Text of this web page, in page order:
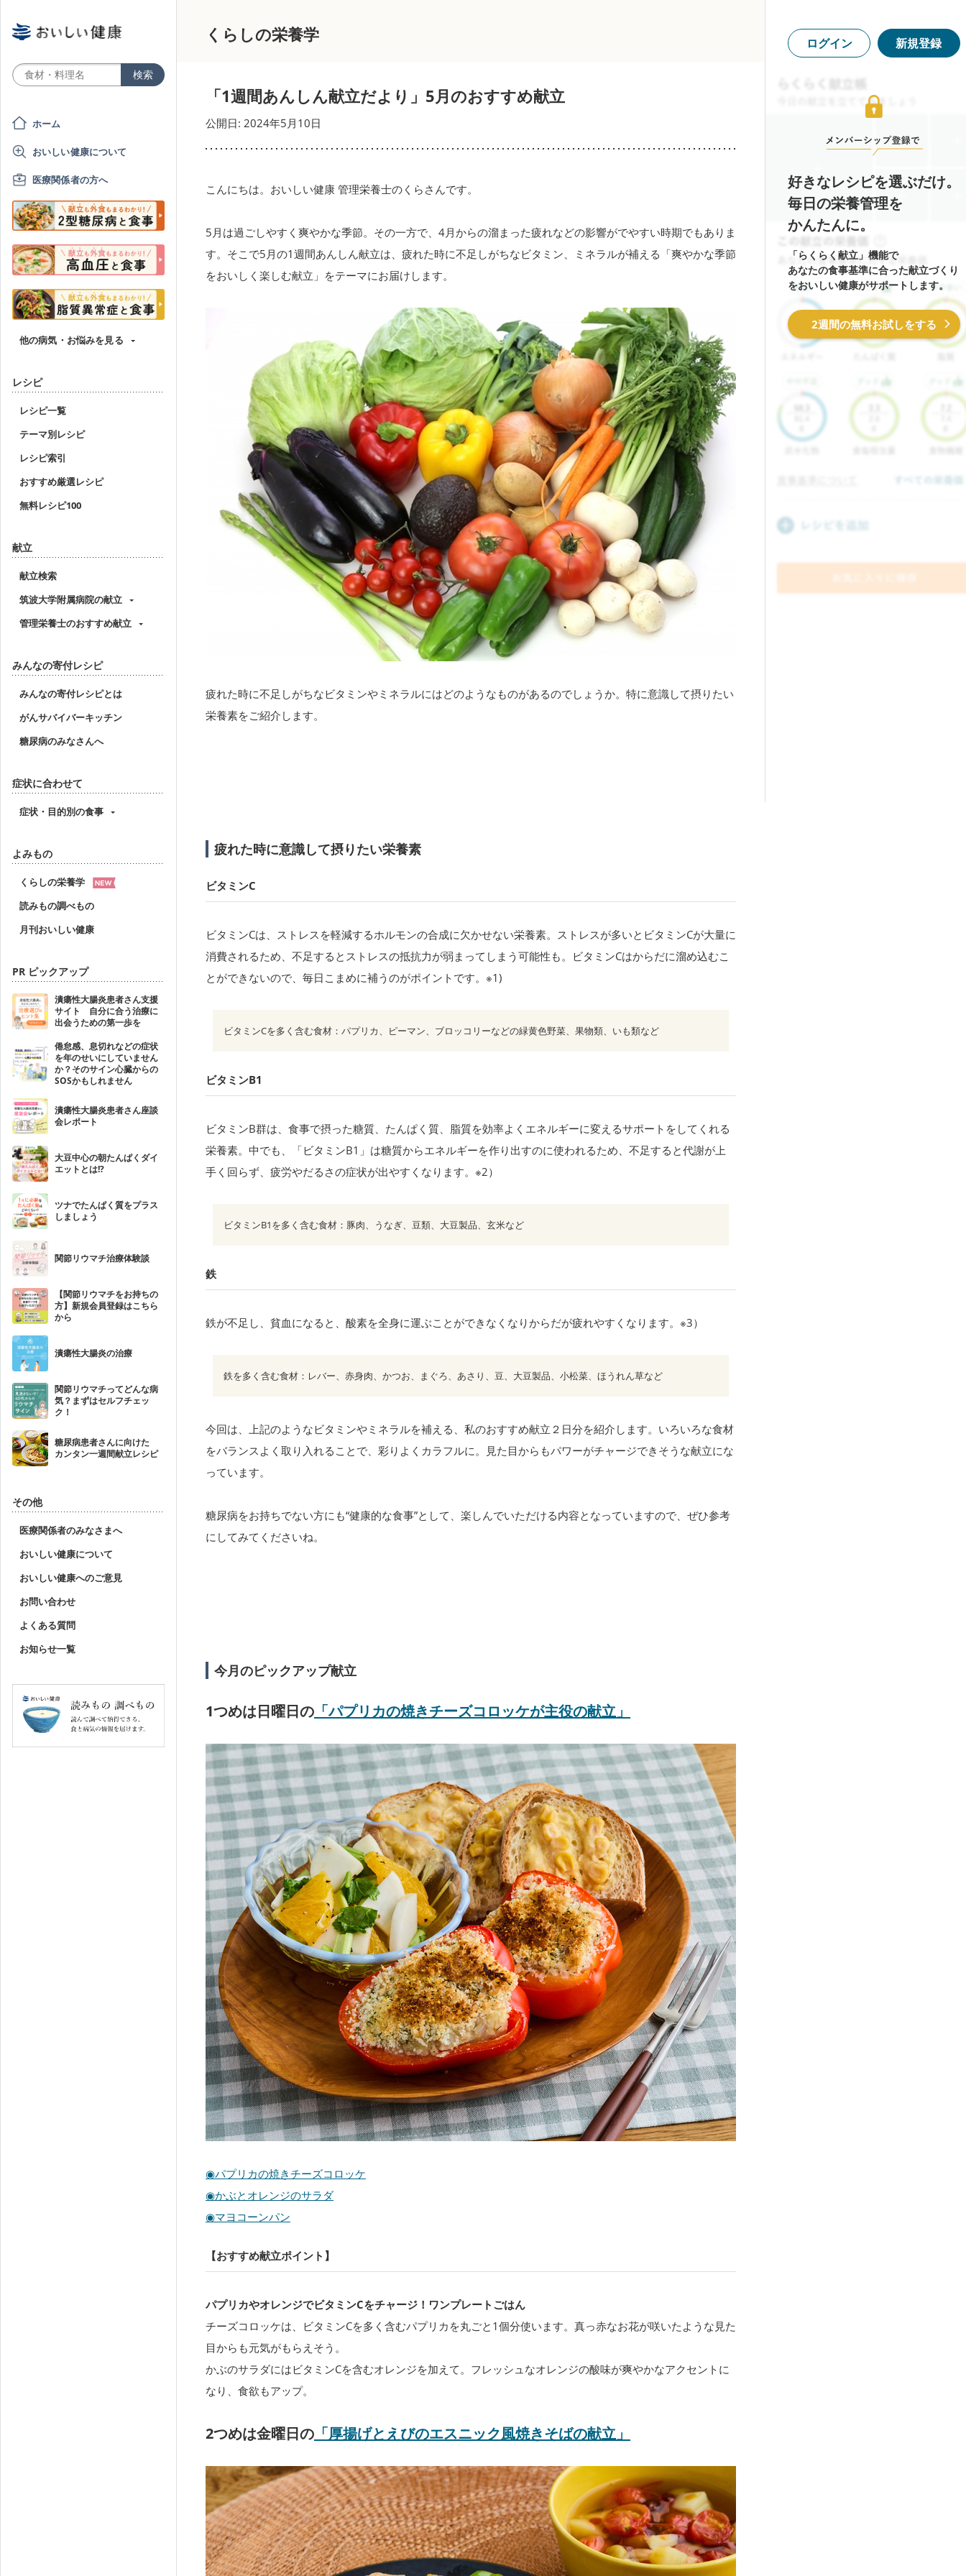
ホーム
おいしい健康について
医療関係者の方へ
他の病気・お悩みを見る
レシピ
レシピ一覧
テーマ別レシピ
レシピ索引
おすすめ厳選レシピ
無料レシピ100
献立
献立検索
筑波大学附属病院の献立
管理栄養士のおすすめ献立
みんなの寄付レシピ
みんなの寄付レシピとは
がんサバイバーキッチン
糖尿病のみなさんへ
症状に合わせて
症状・目的別の食事
よみもの
くらしの栄養学
読みもの調べもの
月刊おいしい健康
PR ピックアップ
潰瘍性大腸炎患者さん支援
サイト 自分に合う治療に
出会うための第一歩を
倦怠感、息切れなどの症状
を年のせいにしていません
か？そのサイン心臓からの
SOSかもしれません
潰瘍性大腸炎患者さん座談
会レポート
大豆中心の朝たんぱくダイ
エットとは!?
ツナでたんぱく質をプラス
しましょう
関節リウマチ治療体験談
【関節リウマチをお持ちの
方】新規会員登録はこちら
から
潰瘍性大腸炎の治療
関節リウマチってどんな病
気？まずはセルフチェッ
ク！
糖尿病患者さんに向けた
カンタン一週間献立レシピ
その他
医療関係者のみなさまへ
おいしい健康について
おいしい健康へのご意見
お問い合わせ
よくある質問
お知らせ一覧
くらしの栄養学
「1週間あんしん献立だより」5月のおすすめ献立
公開日: 2024年5月10日
こんにちは。おいしい健康 管理栄養士のくらさんです。
5月は過ごしやすく爽やかな季節。その一方で、4月からの溜まった疲れなどの影響がでやすい時期でもありま
す。そこで5月の1週間あんしん献立は、疲れた時に不足しがちなビタミン、ミネラルが補える「爽やかな季節
をおいしく楽しむ献立」をテーマにお届けします。
疲れた時に不足しがちなビタミンやミネラルにはどのようなものがあるのでしょうか。特に意識して摂りたい
栄養素をご紹介します。
疲れた時に意識して摂りたい栄養素
ビタミンC
ビタミンCは、ストレスを軽減するホルモンの合成に欠かせない栄養素。ストレスが多いとビタミンCが大量に
消費されるため、不足するとストレスの抵抗力が弱まってしまう可能性も。ビタミンCはからだに溜め込むこ
とができないので、毎日こまめに補うのがポイントです。※1)
ビタミンCを多く含む食材：パプリカ、ピーマン、ブロッコリーなどの緑黄色野菜、果物類、いも類など
ビタミンB1
ビタミンB群は、食事で摂った糖質、たんぱく質、脂質を効率よくエネルギーに変えるサポートをしてくれる
栄養素。中でも、「ビタミンB1」は糖質からエネルギーを作り出すのに使われるため、不足すると代謝が上
手く回らず、疲労やだるさの症状が出やすくなります。※2）
ビタミンB1を多く含む食材：豚肉、うなぎ、豆類、大豆製品、玄米など
鉄
鉄が不足し、貧血になると、酸素を全身に運ぶことができなくなりからだが疲れやすくなります。※3）
鉄を多く含む食材：レバー、赤身肉、かつお、まぐろ、あさり、豆、大豆製品、小松菜、ほうれん草など
今回は、上記のようなビタミンやミネラルを補える、私のおすすめ献立２日分を紹介します。いろいろな食材
をバランスよく取り入れることで、彩りよくカラフルに。見た目からもパワーがチャージできそうな献立にな
っています。
糖尿病をお持ちでない方にも“健康的な食事”として、楽しんでいただける内容となっていますので、ぜひ参考
にしてみてくださいね。
今月のピックアップ献立
1つめは日曜日の 「パプリカの焼きチーズコロッケが主役の献立」
◉パプリカの焼きチーズコロッケ
◉かぶとオレンジのサラダ
◉マヨコーンパン
【おすすめ献立ポイント】
パプリカやオレンジでビタミンCをチャージ！ワンプレートごはん
チーズコロッケは、ビタミンCを多く含むパプリカを丸ごと1個分使います。真っ赤なお花が咲いたような見た
目からも元気がもらえそう。
かぶのサラダにはビタミンCを含むオレンジを加えて。フレッシュなオレンジの酸味が爽やかなアクセントに
なり、食欲もアップ。
2つめは金曜日の 「厚揚げとえびのエスニック風焼きそばの献立」
ログイン 新規登録
好きなレシピを選ぶだけ。
毎日の栄養管理を
かんたんに。
「らくらく献立」機能で
あなたの食事基準に合った献立づくり
をおいしい健康がサポートします。
2週間の無料お試しをする